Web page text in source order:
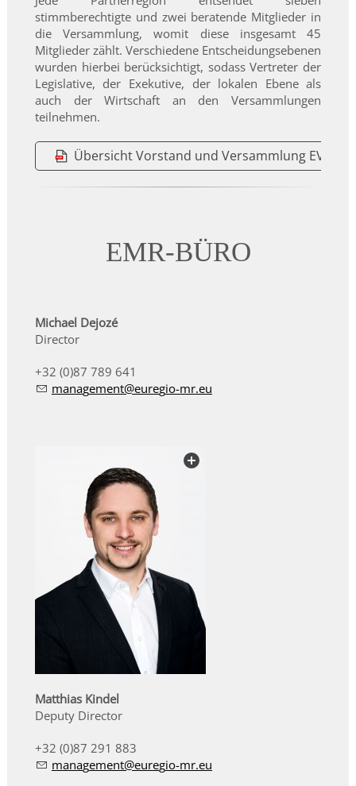
stimmberechtigte und zwei beratende Mitglieder in
die Versammlung, womit diese insgesamt 45
Mitglieder zählt. Verschiedene Entscheidungsebenen
wurden hierbei berücksichtigt, sodass Vertreter der
Legislative, der Exekutive, der lokalen Ebene als
auch der Wirtschaft an den Versammlungen
teilnehmen.
Übersicht Vorstand und Versammlung EVTZ
EMR-BÜRO
Michael Dejozé
Director
+32 (0)87 789 641
m n g m nt r g -mr
Matthias Kindel
Deputy Director
+32 (0)87 291 883
m n g m nt r g -mr